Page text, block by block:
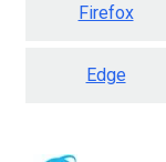
Firefox
Edge